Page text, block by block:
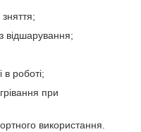
відшарування;
в роботі;
при
використання.